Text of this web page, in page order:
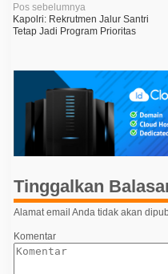
N
a
i
i
p
o
s
Pos sebelumnya
Kapolri: Rekrutmen Jalur Santri
Tetap Jadi Program Prioritas
Tinggalkan
Alamat email Anda tidak akan
Komentar